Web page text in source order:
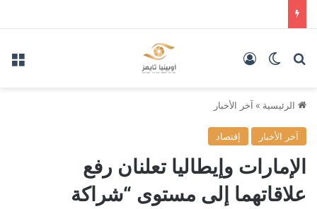
بحث عنالوضع المظلم
الرئيسية » آخر الأخبار
آخر الأخبار إقتصاد
الإمارات وإيطاليا تعلنان رفع
علاقاتهما إلى مستوى “شراكة